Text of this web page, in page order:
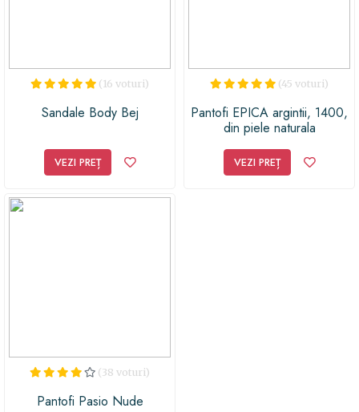
(16 voturi)
Sandale Body Bej
VEZI PREȚ
(45 voturi)
Pantofi EPICA argintii, 1400,
din piele naturala
VEZI PREȚ
(38 voturi)
Pantofi Pasio Nude